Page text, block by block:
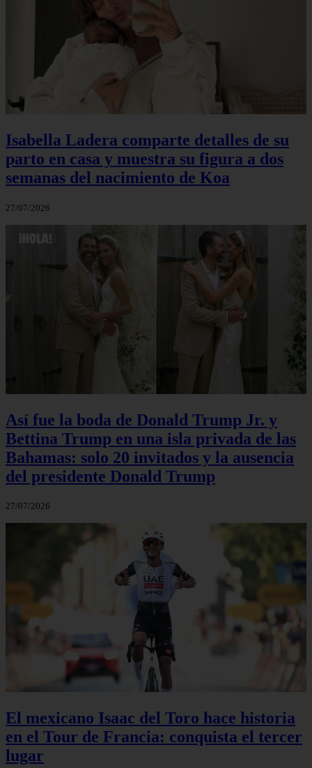
Isabella Ladera comparte detalles de su
parto en casa y muestra su figura a dos
semanas del nacimiento de Koa
27/07/2026
Así fue la boda de Donald Trump Jr. y
Bettina Trump en una isla privada de las
Bahamas: solo 20 invitados y la ausencia
del presidente Donald Trump
27/07/2026
El mexicano Isaac del Toro hace historia
en el Tour de Francia: conquista el tercer
lugar